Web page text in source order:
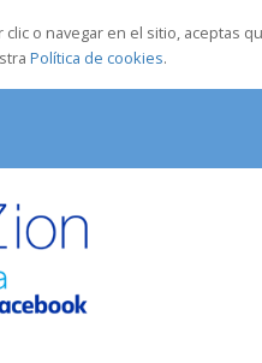
o navegar en el sitio, aceptas
Política de cookies.